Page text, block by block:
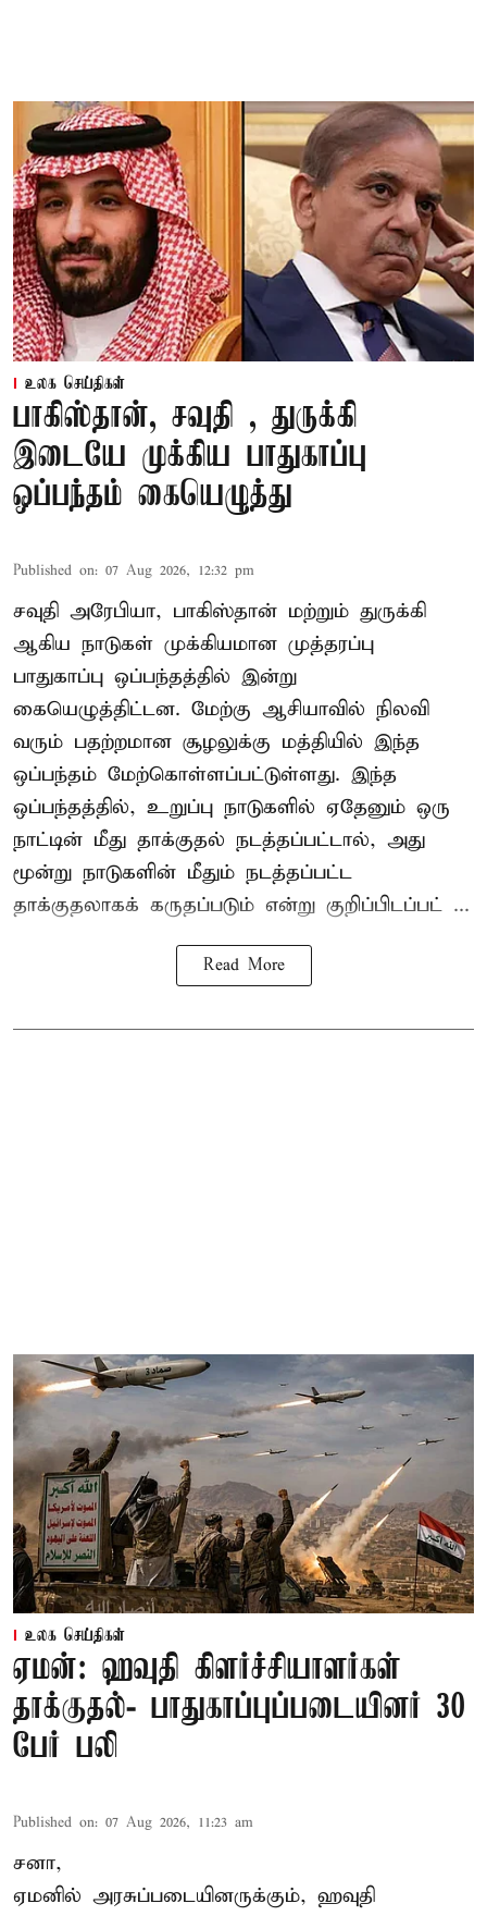
உலக செய்திகள்
பாகிஸ்தான், சவுதி , துருக்கி
இடையே முக்கிய பாதுகாப்பு
ஒப்பந்தம் கையெழுத்து
Published on: 07 Aug 2026, 12:32 pm
சவுதி அரேபியா, பாகிஸ்தான் மற்றும் துருக்கி
ஆகிய நாடுகள் முக்கியமான முத்தரப்பு
பாதுகாப்பு ஒப்பந்தத்தில் இன்று
கையெழுத்திட்டன. மேற்கு ஆசியாவில் நிலவி
வரும் பதற்றமான சூழலுக்கு மத்தியில் இந்த
ஒப்பந்தம் மேற்கொள்ளப்பட்டுள்ளது. இந்த
ஒப்பந்தத்தில், உறுப்பு நாடுகளில் ஏதேனும் ஒரு
நாட்டின் மீது தாக்குதல் நடத்தப்பட்டால், அது
மூன்று நாடுகளின் மீதும் நடத்தப்பட்ட
தாக்குதலாகக் கருதப்படும் என்று குறிப்பிடப்பட் ...
Read More
உலக செய்திகள்
ஏமன்: ஹவுதி கிளர்ச்சியாளர்கள்
தாக்குதல்- பாதுகாப்புப்படையினர் 30
பேர் பலி
Published on: 07 Aug 2026, 11:23 am
சனா,
ஏமனில் அரசுப்படையினருக்கும், ஹவுதி